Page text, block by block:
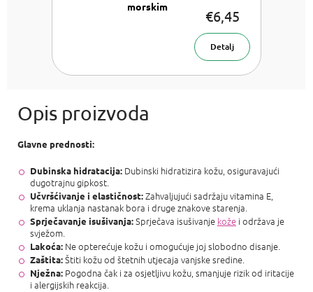
morskim
€6,45
Detalj
Glavne prednosti:
Dubinska hidratacija: Dubinski hidratizira kožu, osiguravajući
dugotrajnu gipkost.
Učvršćivanje i elastičnost:Zahvaljujući sadržaju vitamina E,
krema uklanja nastanak bora i druge znakove starenja.
Sprječavanje isušivanja:Sprječava isušivanje kože i održava je
svježom.
Lakoća: Ne opterećuje kožu i omogućuje joj slobodno disanje.
Zaštita:Štiti kožu od štetnih utjecaja vanjske sredine.
Nježna: Pogodna čak i za osjetljivu kožu, smanjuje rizik od iritacije
i alergijskih reakcija.